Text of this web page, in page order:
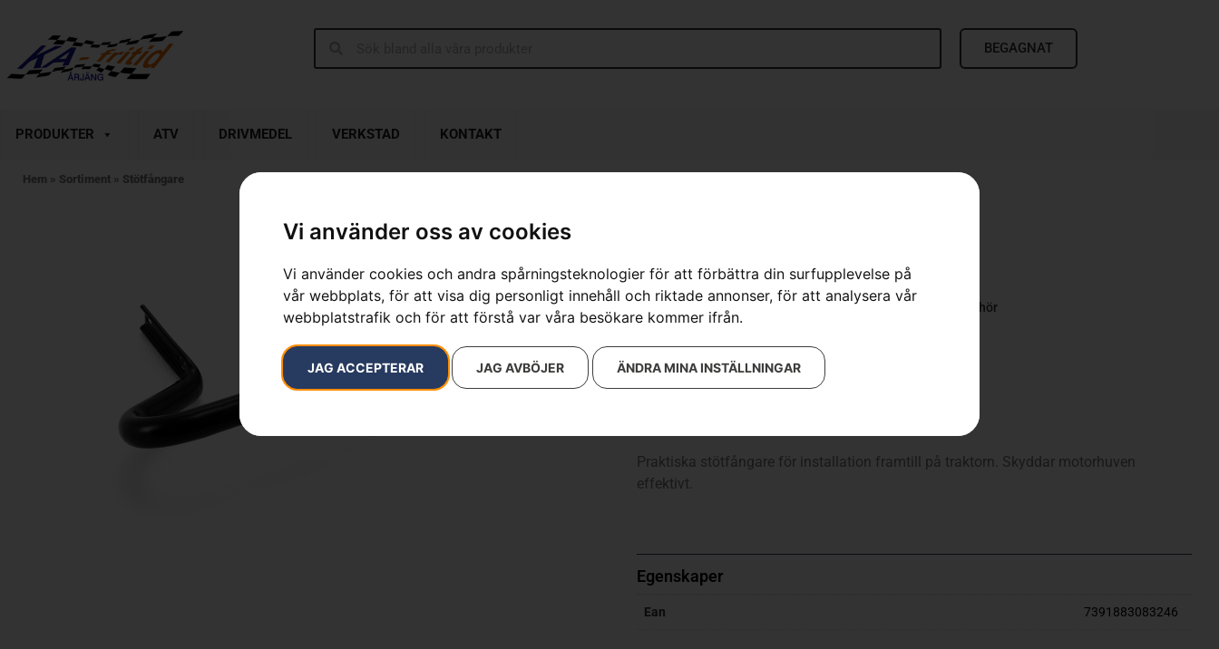
Vi använder oss av cookies
Vi använder cookies och andra spårningsteknologier för att förbättra din surfupplevelse på
vår webbplats, för att visa dig personligt innehåll och riktade annonser, för att analysera vår
webbplatstrafik och för att förstå var våra besökare kommer ifrån.
JAG ACCEPTERAR JAG AVBÖJER ÄNDRA MINA INSTÄLLNINGAR
BEGAGNAT
PRODUKTER ATV DRIVMEDEL VERKSTAD KONTAKT
Hem » Sortiment » Stötfångare
Stötfångare
Artikelnummer:
954120049
för trädgårdstraktorer
Reservdelar & tillbehör
Varumärken :Husqvarna
890kr
Praktiska stötfångare för installation framtill på traktorn. Skyddar motorhuven
effektivt.
Egenskaper
Ean 7391883083246